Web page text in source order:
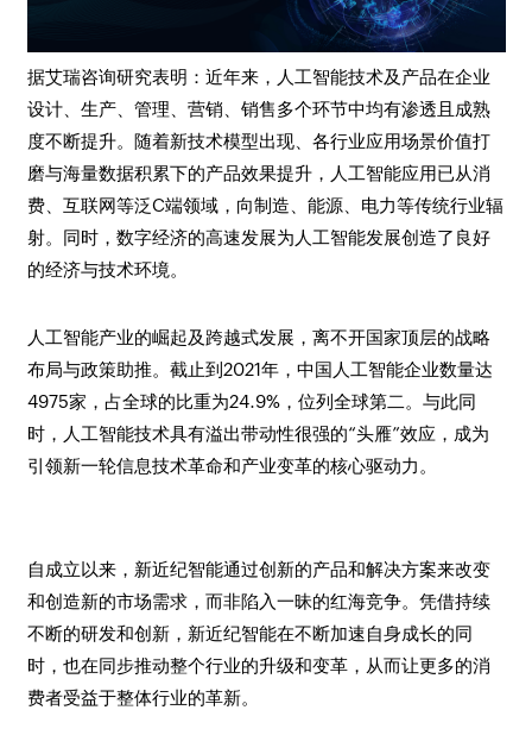
据艾瑞咨询研究表明：近年来，人工智能技术及产品在企业
设计、生产、管理、营销、销售多个环节中均有渗透且成熟
度不断提升。随着新技术模型出现、各行业应用场景价值打
磨与海量数据积累下的产品效果提升，人工智能应用已从消
费、互联网等泛C端领域，向制造、能源、电力等传统行业辐
射。同时，数字经济的高速发展为人工智能发展创造了良好
的经济与技术环境。
人工智能产业的崛起及跨越式发展，离不开国家顶层的战略
布局与政策助推。截止到2021年，中国人工智能企业数量达
4975家，占全球的比重为24.9%，位列全球第二。与此同
时，人工智能技术具有溢出带动性很强的“头雁”效应，成为
引领新一轮信息技术革命和产业变革的核心驱动力。
自成立以来，新近纪智能通过创新的产品和解决方案来改变
和创造新的市场需求，而非陷入一昧的红海竞争。凭借持续
不断的研发和创新，新近纪智能在不断加速自身成长的同
时，也在同步推动整个行业的升级和变革，从而让更多的消
费者受益于整体行业的革新。